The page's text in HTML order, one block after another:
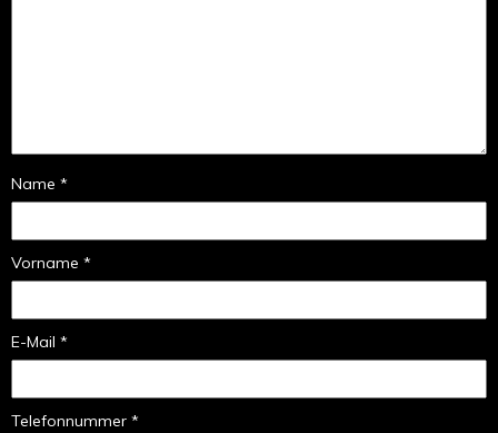
Name *
Vorname *
E-Mail *
Telefonnummer *